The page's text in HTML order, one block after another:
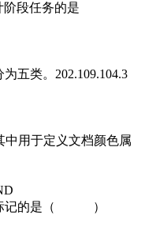
阶段任务的是
五类。202.109.104.3
用于定义文档颜色属
标记的是（ ）